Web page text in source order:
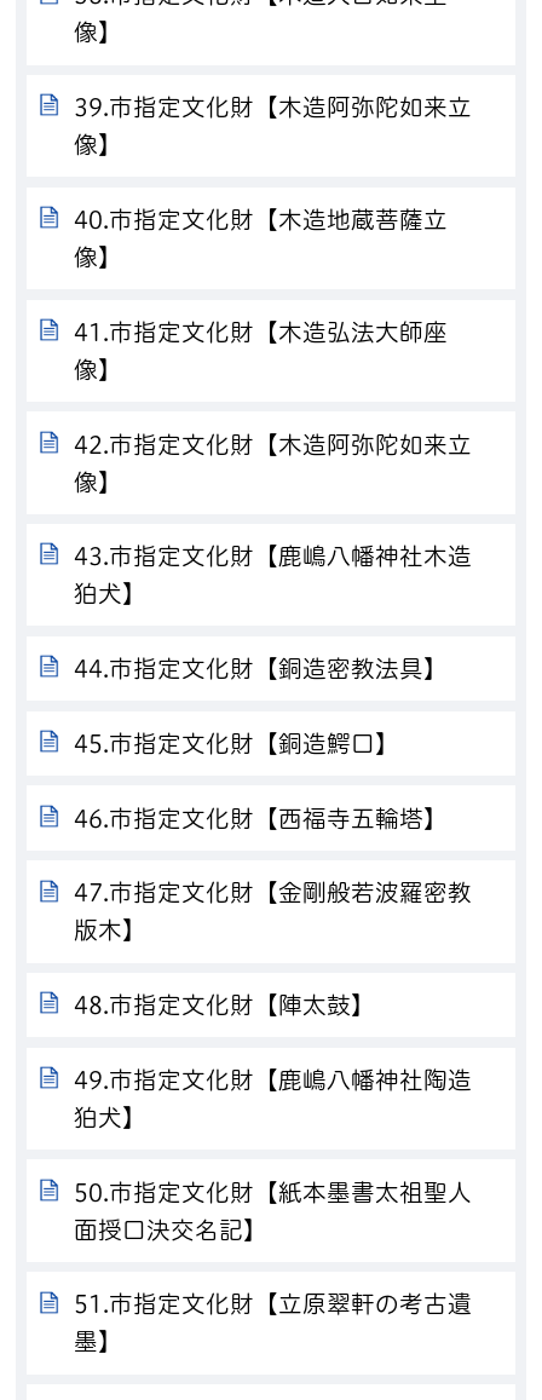
像】
39.市指定文化財【木造阿弥陀如来立
像】
40.市指定文化財【木造地蔵菩薩立
像】
41.市指定文化財【木造弘法大師座
像】
42.市指定文化財【木造阿弥陀如来立
像】
43.市指定文化財【鹿嶋八幡神社木造
狛犬】
44.市指定文化財【銅造密教法具】
45.市指定文化財【銅造鰐口】
46.市指定文化財【西福寺五輪塔】
47.市指定文化財【金剛般若波羅密教
版木】
48.市指定文化財【陣太鼓】
49.市指定文化財【鹿嶋八幡神社陶造
狛犬】
50.市指定文化財【紙本墨書太祖聖人
面授口決交名記】
51.市指定文化財【立原翠軒の考古遺
墨】